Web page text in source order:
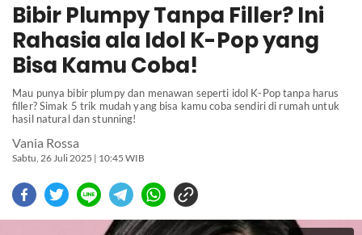
Bibir Plumpy Tanpa Filler? Ini
Rahasia ala Idol K-Pop yang
Bisa Kamu Coba!
Mau punya bibir plumpy dan menawan seperti idol K-Pop tanpa harus
filler? Simak 5 trik mudah yang bisa kamu coba sendiri di rumah untuk
hasil natural dan stunning!
Vania Rossa
Sabtu, 26 Juli 2025 | 10:45 WIB